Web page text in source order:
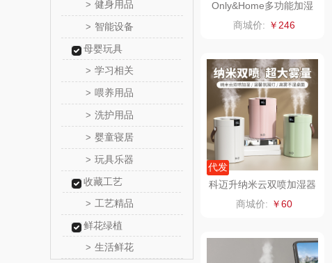
> 健身用品
> 智能设备
母婴玩具
> 学习相关
> 喂养用品
> 洗护用品
> 婴童寝居
> 玩具乐器
收藏工艺
> 工艺精品
鲜花绿植
> 生活鲜花
福临门
正负零
信科
乐扣乐扣（小家
电）
康巴赫（包销款）
太力
Only&Home多功能加湿
香薰一体机KL-JS-01
商城价: ￥246
代发
科迈升纳米云双喷加湿器
YM-GS44
商城价: ￥60